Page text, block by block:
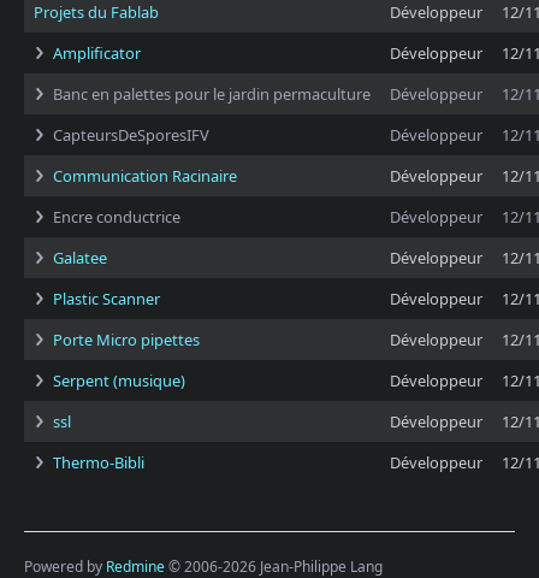
Projets du Fablab
Développeur
12/
Amplificator
Développeur
12/
Banc en palettes pour le jardin permaculture
Développeur
12/
CapteursDeSporesIFV
Développeur
12/
Communication Racinaire
Développeur
12/
Encre conductrice
Développeur
12/
Galatee
Développeur
12/
Plastic Scanner
Développeur
12/
Porte Micro pipettes
Développeur
12/
Serpent (musique)
Développeur
12/
ssl
Développeur
12/
Thermo-Bibli
Développeur 12/
Powered by Redmine© 2006-2026 Jean-Philippe Lang